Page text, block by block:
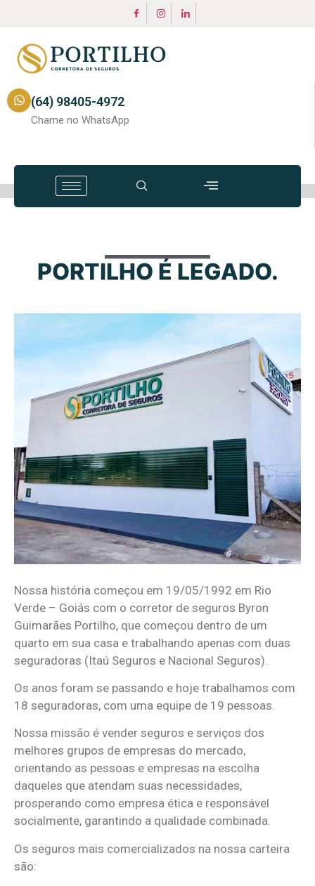
(64) 98405-4972
Chame no WhatsApp
PORTILHO É LEGADO.
Nossa história começou em 19/05/1992 em Rio
Verde – Goiás com o corretor de seguros Byron
Guimarães Portilho, que começou dentro de um
quarto em sua casa e trabalhando apenas com duas
seguradoras (Itaú Seguros e Nacional Seguros).
Os anos foram se passando e hoje trabalhamos com
18 seguradoras, com uma equipe de 19 pessoas.
Nossa missão é vender seguros e serviços dos
melhores grupos de empresas do mercado,
orientando as pessoas e empresas na escolha
daqueles que atendam suas necessidades,
prosperando como empresa ética e responsável
socialmente, garantindo a qualidade combinada.
Os seguros mais comercializados na nossa carteira
são: